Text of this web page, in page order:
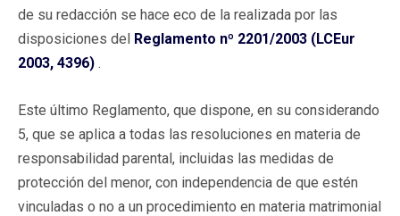
de su redacción se hace eco de la realizada por las
disposiciones del Reglamento nº 2201/2003 (LCEur
2003, 4396) .
Este último Reglamento, que dispone, en su considerando
5, que se aplica a todas las resoluciones en materia de
responsabilidad parental, incluidas las medidas de
protección del menor, con independencia de que estén
vinculadas o no a un procedimiento en materia matrimonial